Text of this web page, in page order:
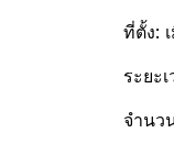
ที่ตั้ง:
ระยะ
จำนว